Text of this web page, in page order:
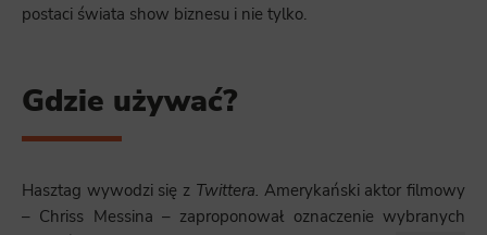
postaci świata show biznesu i nie tylko.
Gdzie używać?
Hasztag wywodzi się z Twittera. Amerykański aktor filmowy
– Chriss Messina – zaproponował oznaczenie wybranych